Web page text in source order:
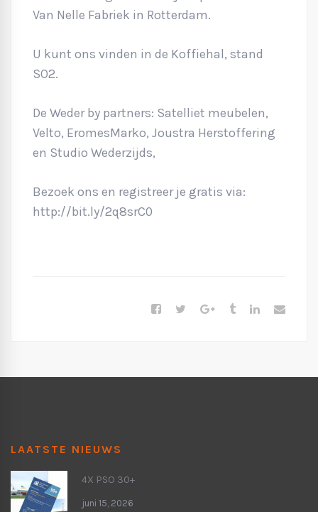
Van Nelle Fabriek in Rotterdam.
U kunt ons vinden in de Koffiehal, stand
SO2.
De Weder by partners: Satelliet meubelen,
Velto, EromesMarko, Joustra Herstoffering
en Studio Wederzijds,
Bezoek ons en registreer je gratis via:
http://bit.ly/2q8srC0
LAATSTE NIEUWS
4X PSO 30+
juni 15, 2026